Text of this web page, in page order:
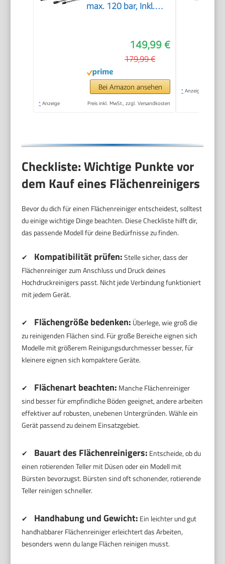
max. 120 bar, Inkl.
und höchste
Schmutzlösekraft &
HomeKit, gelb
149,99 €
179,99 €
Bei Amazon ansehen
* Anzeige Preis inkl. MwSt., zzgl. Versandkosten
* Anzeige
Checkliste: Wichtige Punkte vor
dem Kauf eines Flächenreinigers
Bevor du dich für einen Flächenreiniger entscheidest, solltest
du einige wichtige Dinge beachten. Diese Checkliste hilft dir,
das passende Modell für deine Bedürfnisse zu finden.
✔ Kompatibilität prüfen:Stelle sicher, dass der
Flächenreiniger zum Anschluss und Druck deines
Hochdruckreinigers passt. Nicht jede Verbindung funktioniert
mit jedem Gerät.
✔ Flächengröße bedenken: Überlege, wie groß die
zu reinigenden Flächen sind. Für große Bereiche eignen sich
Modelle mit größerem Reinigungsdurchmesser besser, für
kleinere eignen sich kompaktere Geräte.
✔ Flächenart beachten: Manche Flächenreiniger
sind besser für empfindliche Böden geeignet, andere arbeiten
effektiver auf robusten, unebenen Untergründen. Wähle ein
Gerät passend zu deinem Einsatzgebiet.
✔ Bauart des Flächenreinigers: Entscheide, ob du
einen rotierenden Teller mit Düsen oder ein Modell mit
Bürsten bevorzugst. Bürsten sind oft schonender, rotierende
Teller reinigen schneller.
✔ Handhabung und Gewicht: Ein leichter und gut
handhabbarer Flächenreiniger erleichtert das Arbeiten,
besonders wenn du lange Flächen reinigen musst.